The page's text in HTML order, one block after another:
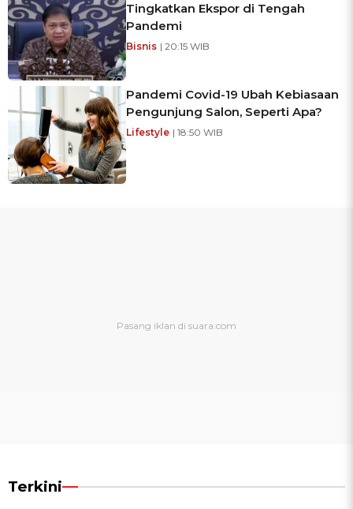
Tingkatkan Ekspor di Tengah
Pandemi
Bisnis | 20:15 WIB
Pandemi Covid-19 Ubah Kebiasaan
Pengunjung Salon, Seperti Apa?
Lifestyle | 18:50 WIB
Terkini